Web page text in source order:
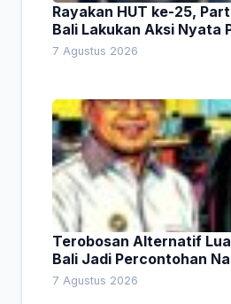
Rayakan HUT ke-25,
Bali Lakukan Aksi Nyata
Lingkungan
7 Agustus 2026
Terobosan Alternatif
Bali Jadi Percontohan
Pembiayaan Daerah
7 Agustus 2026